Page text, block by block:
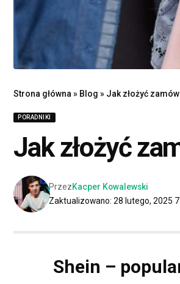
Strona główna » Blog » Jak złożyć
PORADNIKI
Jak złożyć
Zaktualizowano: 28 lutego, 2025
PrzezKacper Kowalewski
Shein –